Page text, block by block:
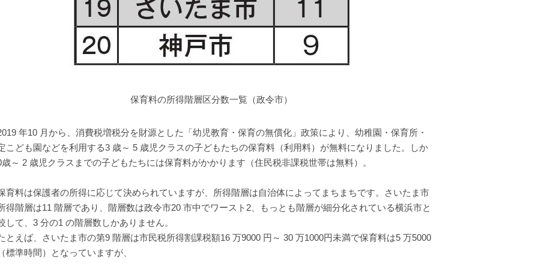
保育料の所得階層区分数一覧（政令市）
年10 月から、消費税増税分を財源とした「幼児教育・保育の無償化」政策により、幼稚園・保育所・
こども園などを利用する3 歳～ 5 歳児クラスの子どもたちの保育料（利用料）が無料になりました。しか
歳～ 2 歳児クラスまでの子どもたちには保育料がかかります（住民税非課税世帯は無料）。
育料は保護者の所得に応じて決められていますが、所得階層は自治体によってまちまちです。さいたま市
得階層は11 階層であり、階層数は政令市20 市中でワースト2、もっとも階層が細分化されている横浜市と
して、3 分の1 の階層数しかありません。
とえば、さいたま市の第9 階層は市民税所得割課税額16 万9000 円～ 30 万1000円未満で保育料は5 万5000
標準時間）となっていますが、